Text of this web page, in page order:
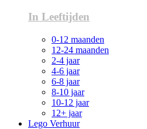
In Leeftijden
0-12 maanden
12-24 maanden
2-4 jaar
4-6 jaar
6-8 jaar
8-10 jaar
10-12 jaar
12+ jaar
Lego Verhuur